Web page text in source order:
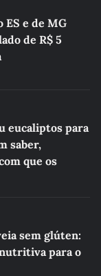
ES e de MG
de R$ 5
eucaliptos para
saber,
que os
sem glúten:
para o